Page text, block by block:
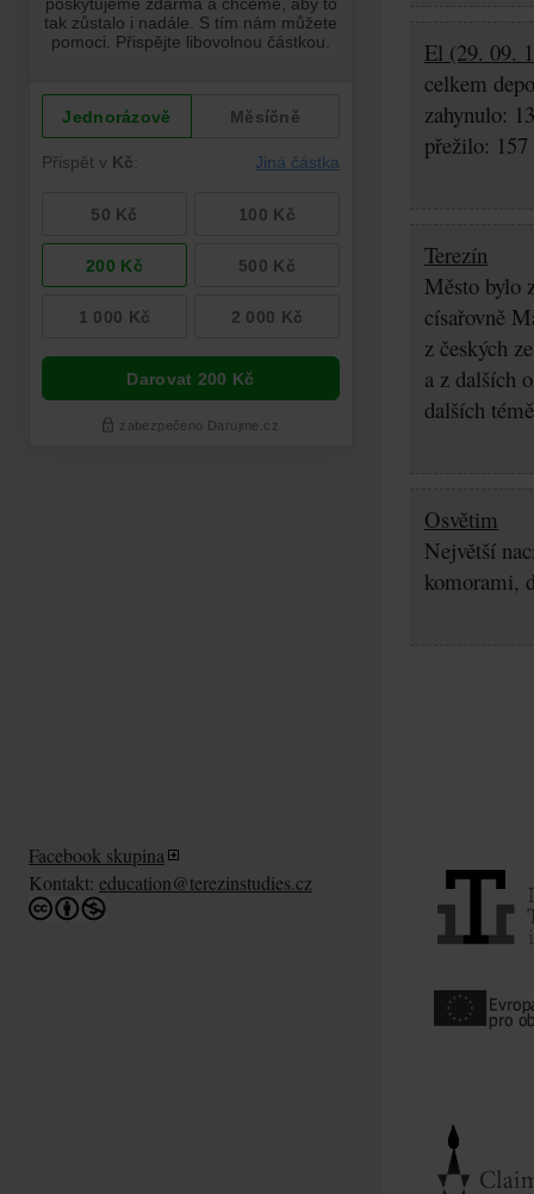
El (29. 09.
celkem
zahynulo:
přežilo: 157
Terezín
Město bylo
císařovně
z českých
a z dalších
dalších
Osvětim
Největší
komorami,
Facebook skupina
Kontakt: education@terezinstudies.cz